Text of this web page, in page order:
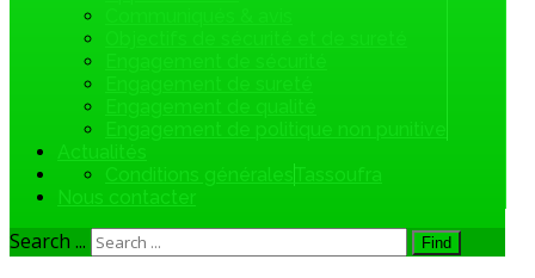
Search ... Find